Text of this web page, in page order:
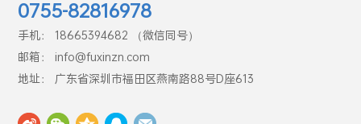
0755-82816978
手机： 18665394682 （微信同号）
邮箱： info@fuxinzn.com
地址： 广东省深圳市福田区燕南路88号D座613